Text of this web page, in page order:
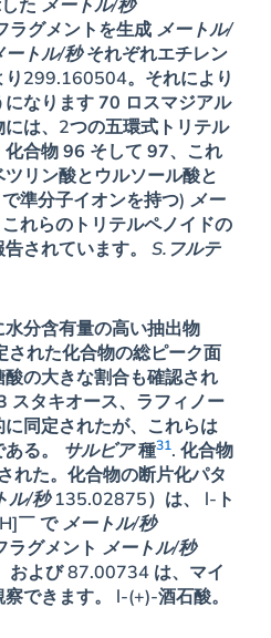
グメントを生成 メートル/
ートル/秒それぞれエチレン
り299.160504。それにより
になります70 ロスマジアル
は、2つの五環式トリテル
化合物96 そして97、これ
リン酸とウルソール酸と
準分子イオンを持つ) メー
れらのトリテルペノイドの
告されています。S.フルテ
分含有量の高い抽出物
された化合物の総ピーク面
の大きな割合も確認され
スタキオース、ラフィノー
同定されたが、これらは
る。 サルビア種31 . 化合物
れた。化合物の断片化パタ
ル/秒135.02875）は、 l-ト
￣ で メートル/秒
グメント メートル/秒
よび 87.00734 は、マイ
できます。 l-(+)-酒石酸。